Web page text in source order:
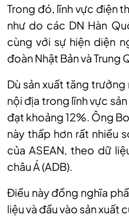
Trong đó, lĩnh vực điện
như do các DN Hàn
cùng với sự hiện diện
đoàn Nhật Bản và Trung
Dù sản xuất tăng
nội địa trong lĩnh vực
đạt khoảng 12%. Ông
này thấp hơn rất nhiều
của ASEAN, theo dữ
châu Á (ADB).
Điều này đồng nghĩa
liệu và đầu vào sản xuất